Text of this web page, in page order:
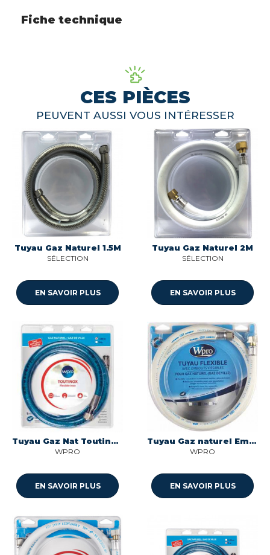
Fiche technique
CES PIÈCES
PEUVENT AUSSI VOUS INTÉRESSER
Tuyau Gaz Naturel 1.5M
SÉLECTION
EN SAVOIR PLUS
Tuyau Gaz Naturel 2M
SÉLECTION
EN SAVOIR PLUS
Tuyau Gaz Nat Toutinox Wpro
WPRO
EN SAVOIR PLUS
Tuyau Gaz naturel Embout mécanique 1,5m Wpro
WPRO
EN SAVOIR PLUS